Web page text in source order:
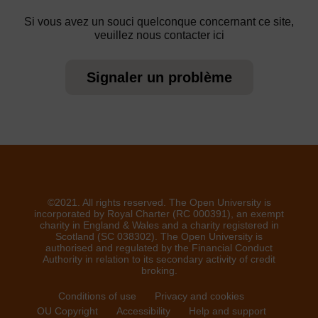
Si vous avez un souci quelconque concernant ce site,
veuillez nous contacter ici
Signaler un problème
©2021. All rights reserved. The Open University is
incorporated by Royal Charter (RC 000391), an exempt
charity in England & Wales and a charity registered in
Scotland (SC 038302). The Open University is
authorised and regulated by the Financial Conduct
Authority in relation to its secondary activity of credit
broking.
Conditions of use
Privacy and cookies
OU Copyright
Accessibility Help and support